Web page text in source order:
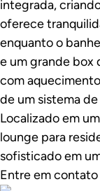
integrada,
oferece
enquanto o
e um grande box
com
de um sistema
Localizado em
lounge para
sofisticado em
Entre em